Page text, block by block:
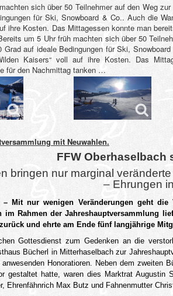
sich über 50 Teilnehmer auf den Weg
für Ski, Snowboard & Co.. Auch die
ihre Kosten. Das Mittagessen konnte man
um 5 Uhr früh machten sich über 50
Grad auf ideale Bedingungen für Ski,
Kaisers“ voll auf ihre Kosten. Das
für den Nachmittag tanken …
mit Neuwahlen.
FFW Oberhaselbach
bringen nur marginal
– Ehrungen
Mit nur wenigen Veränderungen geht
im Rahmen der Jahreshauptversammlung
und ehrte am Ende fünf langjährige
Gottesdienst zum Gedenken an die
Bücherl in Mitterhaselbach zur
Honoratioren. Neben dem zweiten
gestaltet hatte, waren dies Marktrat Augustin
Ehrenfähnrich Max Butz und Fahnenmutter